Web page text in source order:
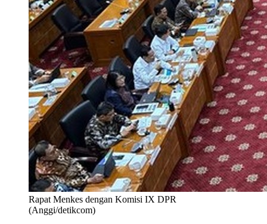
Rapat Menkes dengan Komisi IX DPR
(Anggi/detikcom)